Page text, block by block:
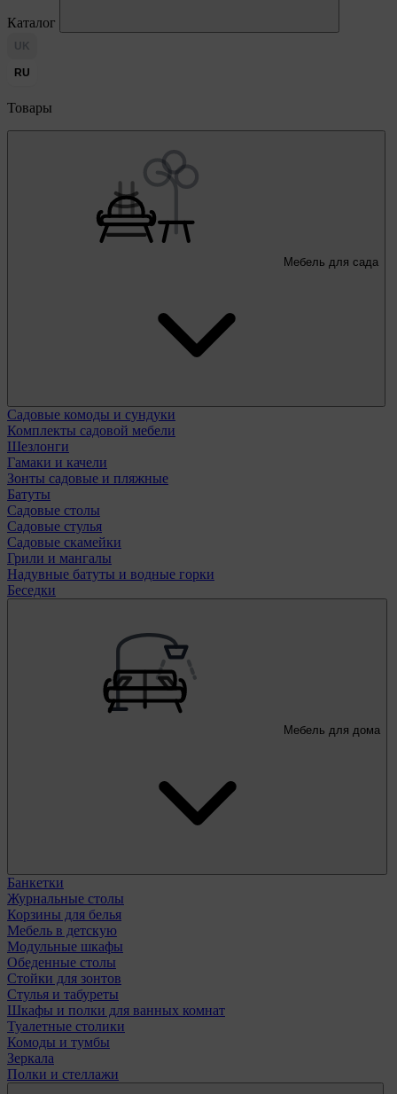
Каталог
UK
RU
Товары
Мебель для сада
Садовые комоды и сундуки
Комплекты садовой мебели
Шезлонги
Гамаки и качели
Зонты садовые и пляжные
Батуты
Садовые столы
Садовые стулья
Садовые скамейки
Грили и мангалы
Надувные батуты и водные горки
Беседки
Мебель для дома
Банкетки
Журнальные столы
Корзины для белья
Мебель в детскую
Модульные шкафы
Обеденные столы
Стойки для зонтов
Стулья и табуреты
Шкафы и полки для ванных комнат
Туалетные столики
Комоды и тумбы
Зеркала
Полки и стеллажи